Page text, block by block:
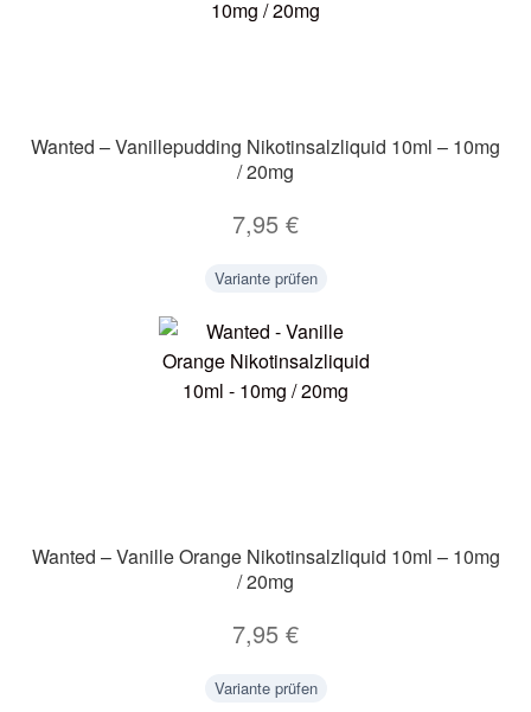
Wanted – Vanillepudding Nikotinsalzliquid 10ml – 10mg
/ 20mg
7,95 €
Variante prüfen
Wanted – Vanille Orange Nikotinsalzliquid 10ml – 10mg
/ 20mg
7,95 €
Variante prüfen